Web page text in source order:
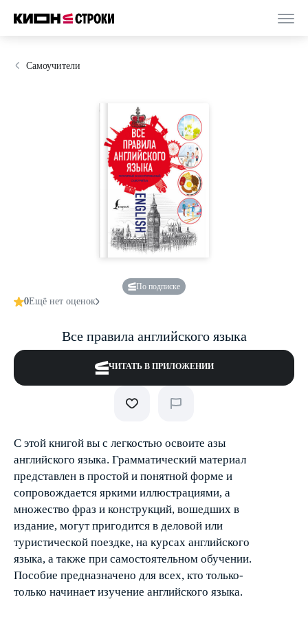
Самоучители
По подписке
0Ещё нет оценок
Все правила английского языка
ЧИТАТЬ В ПРИЛОЖЕНИИ
С этой книгой вы с легкостью освоите азы
английского языка. Грамматический материал
представлен в простой и понятной форме и
сопровождается яркими иллюстрациями, а
множество фраз и конструкций, вошедших в
издание, могут пригодится в деловой или
туристической поездке, на курсах английского
языка, а также при самостоятельном обучении.
Пособие предназначено для всех, кто только-
только начинает изучение английского языка.